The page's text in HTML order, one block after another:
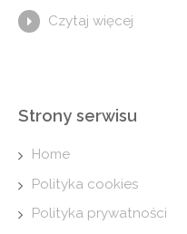
Czytaj więcej
Strony serwisu
Home
Polityka cookies
Polityka prywatności